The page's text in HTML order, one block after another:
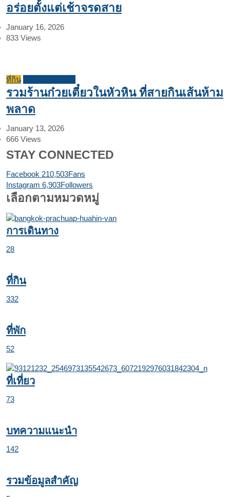
อร่อยตั้งแต่เช้าจรดสาย
January 16, 2026
833 Views
ที่กิน
รวมร้านก๋วยเตี๋ยวในหัวหิน ที่สายกินเส้นห้าม
พลาด
January 13, 2026
666 Views
STAY CONNECTED
Facebook 210,503Fans
Instagram 6,903Followers
เลือกตามหมวดหมู่
การเดินทาง
28
ที่กิน
332
ที่พัก
52
ที่เที่ยว
73
บทความแนะนำ
142
รวมข้อมูลสำคัญ